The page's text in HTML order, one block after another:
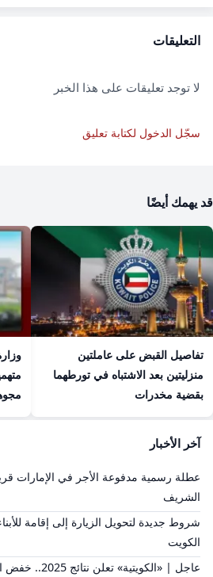
التعليقات
لا توجد تعليقات على هذا الخبر
سجّل الدخول لكتابة تعليق
قد يهمك أيضًا
تفاصيل القبض على عاملتين
منزليتين بعد الاشتباه في تورطهما
بقضية مخدرات
آخر الأخبار
عطلة رسمية مدفوعة الأجر في الإمارات
الشريف
شروط جديدة لتحويل الزيارة إلى إقامة
الكويت
عاجل |